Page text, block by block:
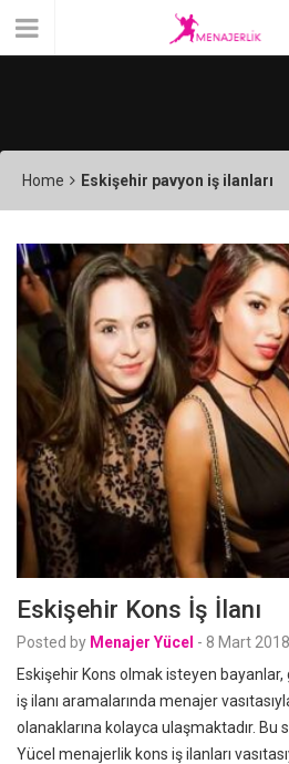
Home Eskişehir pavyon iş ilanları
Eskişehir Kons İş İlanı
Posted by Menajer Yücel - 8 Mart 2018
Eskişehir Kons olmak isteyen
iş ilanı aramalarında menajer
olanaklarına kolayca ulaşmaktadır.
Yücel menajerlik kons iş ilanları